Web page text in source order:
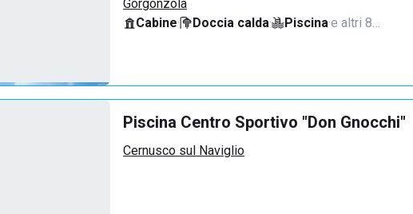
Gorgonzola
Cabine· Doccia calda· Piscina·e altri 8…
Piscina Centro Sportivo "Don Gnocchi"
Cernusco sul Naviglio